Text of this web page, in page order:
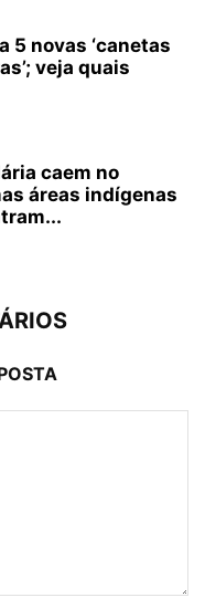
5 novas ‘canetas
veja quais
caem no
áreas indígenas